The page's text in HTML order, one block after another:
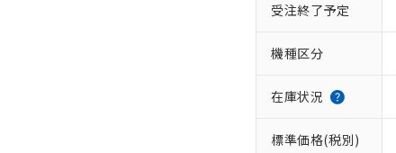
受注終了予定
機種区分
在庫状況
標準価格(税別)